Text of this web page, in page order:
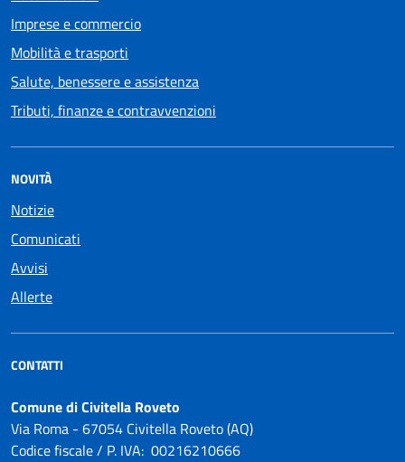
Imprese e commercio
Mobilità e trasporti
Salute, benessere e assistenza
Tributi, finanze e contravvenzioni
NOVITÀ
Notizie
Comunicati
Avvisi
Allerte
CONTATTI
Comune di Civitella Roveto
Via Roma - 67054 Civitella Roveto (AQ)
Codice fiscale / P. IVA: 00216210666